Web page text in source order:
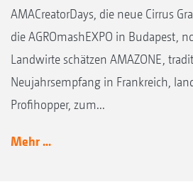
AMACreatorDays, die neue Cirrus
die AGROmashEXPO in Budapest,
Landwirte schätzen AMAZONE,
Neujahrsempfang in Frankreich,
Profihopper, zum...
Mehr ...